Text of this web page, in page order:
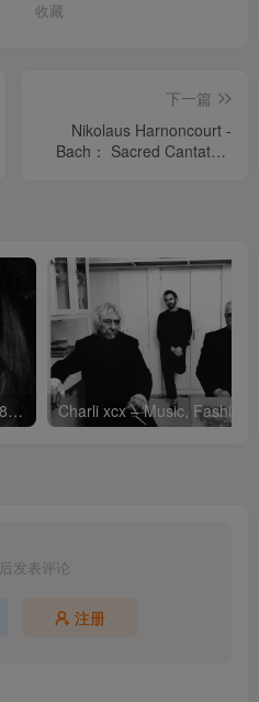
收藏
下一篇
Nikolaus Harnoncourt -
Bach： Sacred Cantatas,
Ariana Grande – petalⒺ【48kHz／24bit】英国区
发表评论
注册